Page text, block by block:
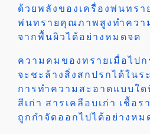
ด้วยพลังของเครื่องพ่นทร
พ่นทรายคุณภาพสูงทำควา
จากพื้นผิวได้อย่างหมดจด
ความคมของทรายเมื่อไป
จะชะล้างสิ่งสกปรกได้ในร
การทำความสะอาดแบบใด
สีเก่า สารเคลือบเก่า เชื้อ
ถูกกำจัดออกไปได้อย่างหม